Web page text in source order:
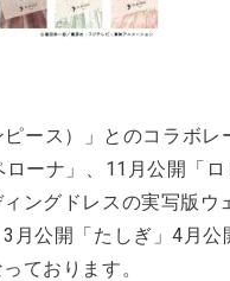
ピース）」とのコラボ
ローナ」、11月公開「
ングドレスの実写版
月公開「たしぎ」4月
ております。